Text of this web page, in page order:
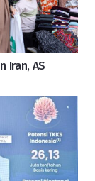
Iran, AS